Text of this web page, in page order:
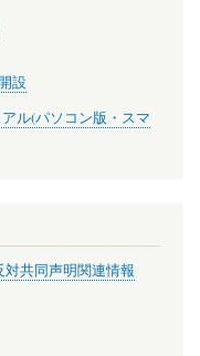
設
ル(パソコン版・スマ
共同声明関連情報